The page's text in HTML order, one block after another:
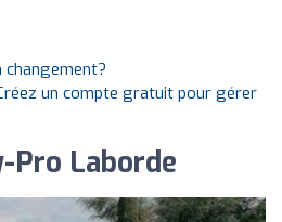
changement?
un compte gratuit pour gérer
Pro Laborde